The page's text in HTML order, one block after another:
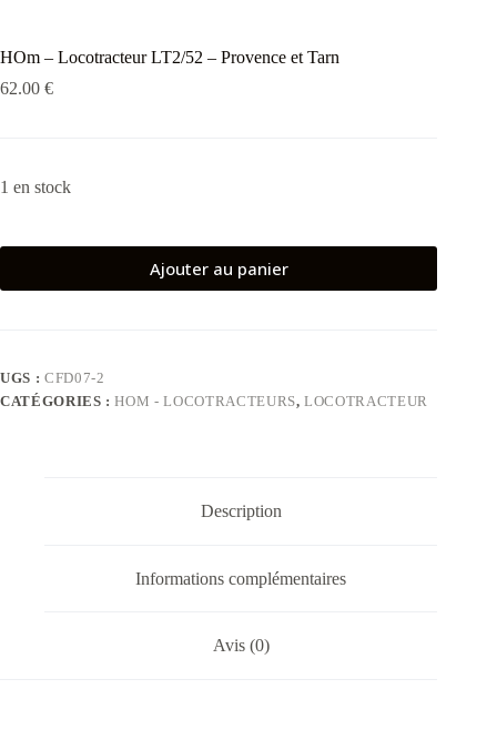
HOm – Locotracteur LT2/52 – Provence et Tarn
62.00 €
1 en stock
Ajouter au panier
UGS : CFD07-2
CATÉGORIES :HOM - LOCOTRACTEURS,LOCOTRACTEUR
Description
Informations complémentaires
Avis (0)